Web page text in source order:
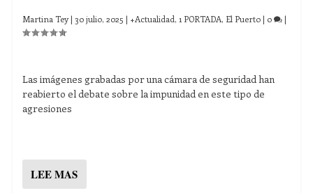
Martina Tey| 30 julio, 2025 | +Actualidad,1 PORTADA, El Puerto | 0 |
Las imágenes grabadas por una cámara de seguridad han
reabierto el debate sobre la impunidad en este tipo de
agresiones
LEE MAS